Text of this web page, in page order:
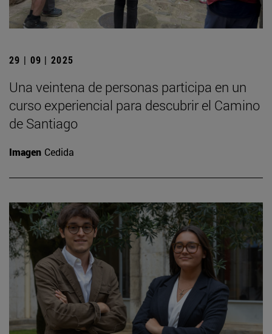
29 | 09 | 2025
Una veintena de personas participa en un
curso experiencial para descubrir el Camino
de Santiago
Imagen Cedida